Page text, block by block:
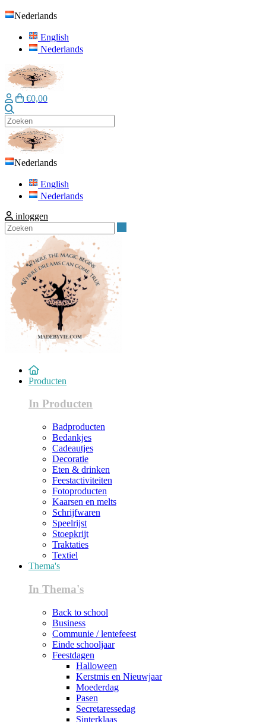
Nederlands
English
Nederlands
€0,00
Nederlands
English
Nederlands
inloggen
Producten
In Producten
Badproducten
Bedankjes
Cadeautjes
Decoratie
Eten & drinken
Feestactiviteiten
Fotoproducten
Kaarsen en melts
Schrijfwaren
Speelrijst
Stoepkrijt
Traktaties
Textiel
Thema's
In Thema's
Back to school
Business
Communie / lentefeest
Einde schooljaar
Feestdagen
Halloween
Kerstmis en Nieuwjaar
Moederdag
Pasen
Secretaressedag
Sinterklaas